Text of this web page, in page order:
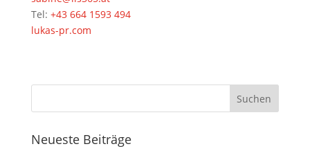
Tel: +43 664 1593 494
lukas-pr.com
Neueste Beiträge